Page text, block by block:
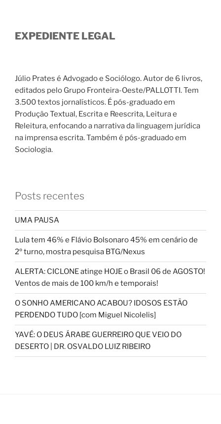
EXPEDIENTE LEGAL
Júlio Prates é Advogado e Sociólogo. Autor de 6 livros,
editados pelo Grupo Fronteira-Oeste/PALLOTTI. Tem
3.500 textos jornalísticos. É pós-graduado em
Produção Textual, Escrita e Reescrita, Leitura e
Releitura, enfocando a narrativa da linguagem jurídica
na imprensa escrita. Também é pós-graduado em
Sociologia.
Posts recentes
UMA PAUSA
Lula tem 46% e Flávio Bolsonaro 45% em cenário de
2º turno, mostra pesquisa BTG/Nexus
ALERTA: CICLONE atinge HOJE o Brasil 06 de AGOSTO!
Ventos de mais de 100 km/h e temporais!
O SONHO AMERICANO ACABOU? IDOSOS ESTÃO
PERDENDO TUDO [com Miguel Nicolelis]
YAVÉ: O DEUS ÁRABE GUERREIRO QUE VEIO DO
DESERTO | DR. OSVALDO LUIZ RIBEIRO